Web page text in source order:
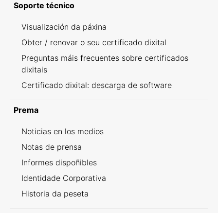
Soporte técnico
Visualización da páxina
Obter / renovar o seu certificado dixital
Preguntas máis frecuentes sobre certificados
dixitais
Certificado dixital: descarga de software
Prema
Noticias en los medios
Notas de prensa
Informes dispoñibles
Identidade Corporativa
Historia da peseta